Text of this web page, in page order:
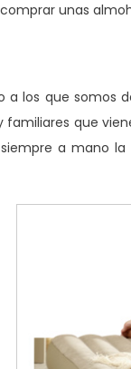
unas
a los que somos
familiares que
a mano